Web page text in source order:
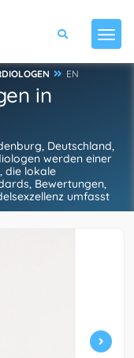
EN
in
Deutschland,
werden einer
die lokale
Bewertungen,
umfasst